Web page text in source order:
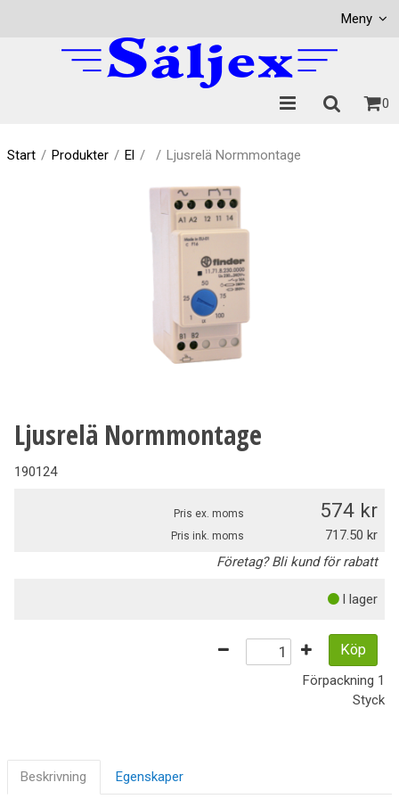
Meny
0
Start / Produkter / El / / Ljusrelä Normmontage
Ljusrelä Normmontage
190124
Pris ex. moms 574
Pris ink. moms
717.50
Företag? Bli kund för rabatt
I lager
Köp
Förpackning 1
Styck
Beskrivning Egenskaper